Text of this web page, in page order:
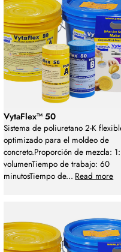
VytaFlex™ 50
Sistema de poliuretano 2-K
optimizado para el moldeo de
concreto.Proporción de mezcla:
volumenTiempo de trabajo: 60
minutosTiempo de... Read more